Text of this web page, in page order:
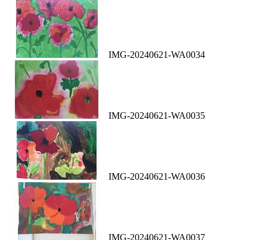
IMG-20240621-WA0034
IMG-20240621-WA0035
IMG-20240621-WA0036
IMG-20240621-WA0037